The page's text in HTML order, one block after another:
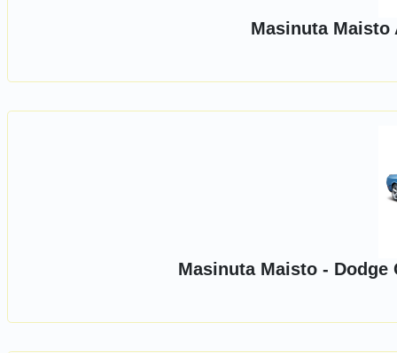
Masinuta Maisto
Masinuta Maisto - Dodge